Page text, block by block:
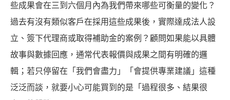
些成果會在三到六個月內為我們帶來哪些可衡量的變化？
過去有沒有類似客戶在採用這些成果後，實際達成法人設
立、簽下代理商或取得補助金的案例？顧問如果能以具體
故事與數據回應，通常代表報價與成果之間有明確的邏
輯；若只停留在「我們會盡力」「會提供專業建議」這種
泛泛而談，就要小心可能買到的是「過程很多、結果很